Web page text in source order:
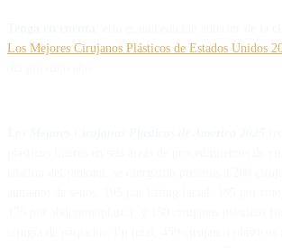
Los Mejores Cirujanos Plásticos de Estados Unidos